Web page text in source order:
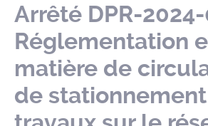
Arrêté DPR-
Réglementation
matière de
de